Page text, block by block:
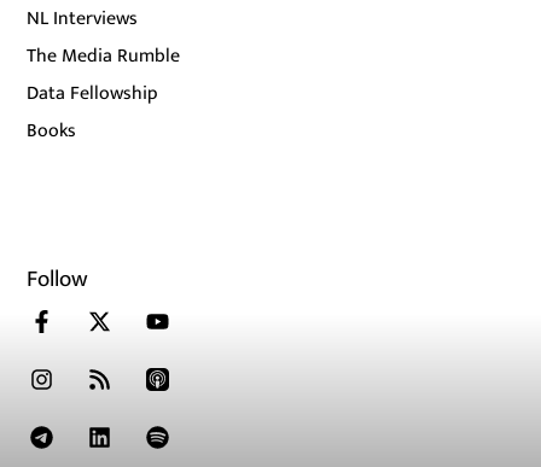
NL Interviews
The Media Rumble
Data Fellowship
Books
Follow